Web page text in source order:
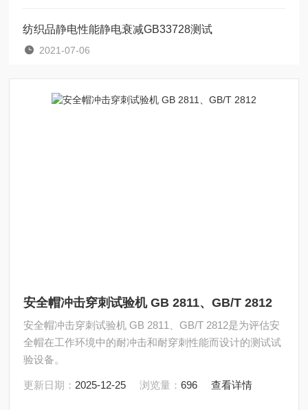
纺织品静电性能静电衰减GB33728测试
2021-07-06
安全帽冲击穿刺试验机 GB 2811、GB/T 2812
安全帽冲击穿刺试验机 GB 2811、GB/T 2812是为评估安
全帽在工作环境中的耐冲击和耐穿刺性能而设计的测试试
验设备。
更新日期： 2025-12-25 浏览量：696 查看详情